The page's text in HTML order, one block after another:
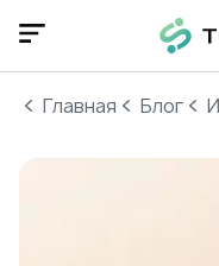
Главная Блог